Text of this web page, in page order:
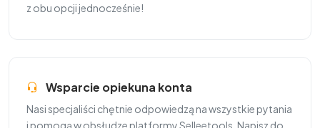
z obu opcji jednocześnie!
Wsparcie opiekuna konta
Nasi specjaliści chętnie odpowiedzą na wszystkie pytania
i pomogą w obsłudze platformy Selleetools. Napisz do